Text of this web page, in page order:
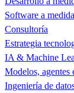
Software a
Consultoría
Estrategia
IA & Machine
Modelos, agentes
Ingeniería de